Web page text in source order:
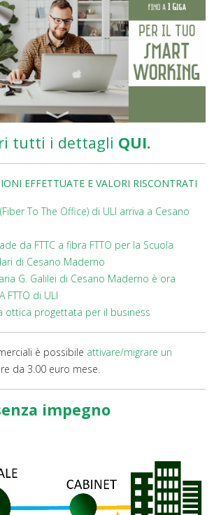
tutti i dettagli QUI.
EFFETTUATE E VALORI RISCONTRATI
To The Office) di ULI arriva a Cesano
da FTTC a fibra FTTO per la Scuola
di Cesano Maderno
G. Galilei di Cesano Maderno è ora
FTTO di ULI
ottica progettata per il business
è possibile attivare/migrare un
da 3.00 euro mese.
impegno